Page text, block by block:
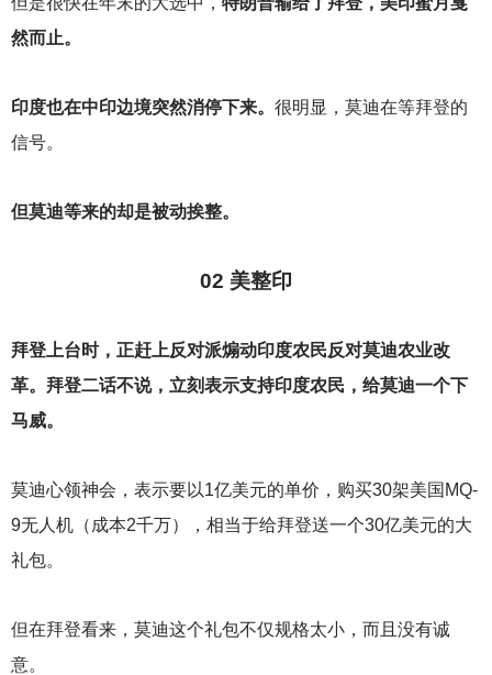
然而止。
印度也在中印边境突然消停下来。 很明显，莫迪在等拜登的
信号。
但莫迪等来的却是被动挨整。
02 美整印
拜登上台时，正赶上反对派煽动印度农民反对莫迪农业改
革。拜登二话不说，立刻表示支持印度农民，给莫迪一个下
马威。
莫迪心领神会，表示要以1亿美元的单价，购买30架美国MQ-
9无人机（成本2千万），相当于给拜登送一个30亿美元的大
礼包。
但在拜登看来，莫迪这个礼包不仅规格太小，而且没有诚
意。